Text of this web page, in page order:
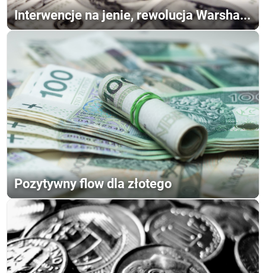
Interwencje na jenie, rewolucja Warsha...
Pozytywny flow dla złotego